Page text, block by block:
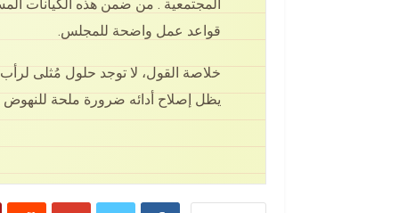
المجتمعية . من ضمن هذه الكيانات
قواعد عمل واضحة للمجلس.
خلاصة القول، لا توجد حلول مُثلى
يظل إصلاح أدائه ضرورة ملحة للنهوض